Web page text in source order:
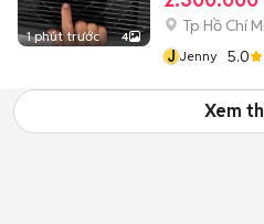
1 phút trước 4
Tp Hồ Chí
J Jenny 5.0
Xem